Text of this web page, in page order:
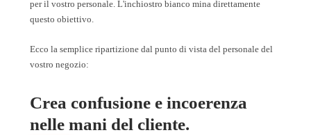
per il vostro personale. L'inchiostro bianco mina direttamente
questo obiettivo.
Ecco la semplice ripartizione dal punto di vista del personale del
vostro negozio:
Crea confusione e incoerenza
nelle mani del cliente.